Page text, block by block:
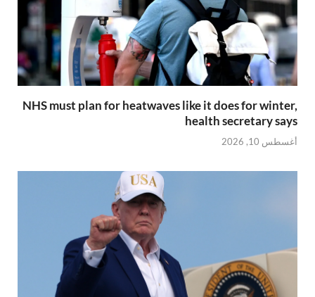
NHS must plan for heatwaves like it does for winter,
health secretary says
أغسطس 10, 2026